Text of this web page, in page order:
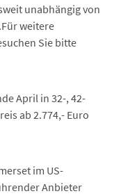
unabhängig von
weitere
Sie bitte
April in 32-, 42-
ab 2.774,- Euro
im US-
Anbieter